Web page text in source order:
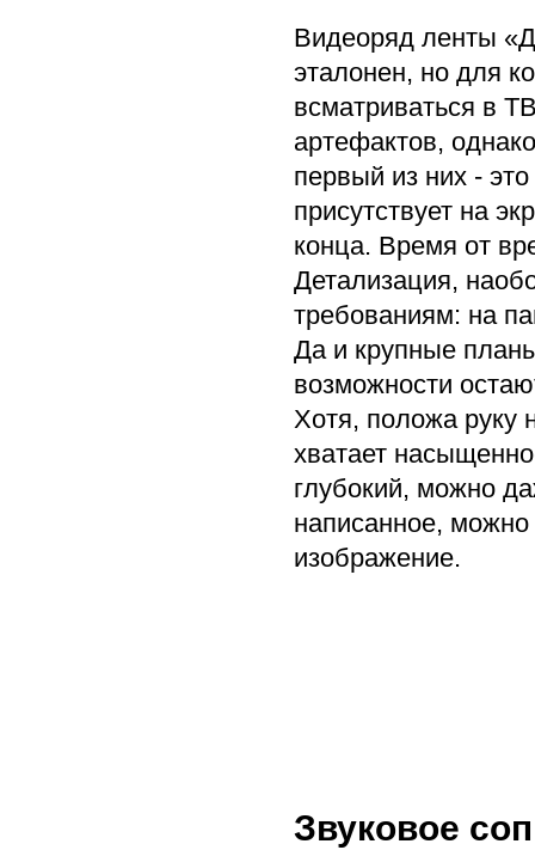
Видеоряд ленты
эталонен, но для
всматриваться в
артефактов,
первый из них -
присутствует на
конца. Время от
Детализация,
требованиям: на
Да и крупные
возможности
Хотя, положа руку
хватает
глубокий, можно
написанное,
изображение.
Звуковое